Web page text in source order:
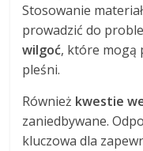
Stosowanie
prowadzić do
wilgoć, które mogą
pleśni.
Również kwestie
zaniedbywane.
kluczowa dla